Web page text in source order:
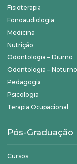
Fisioterapia
Fonoaudiologia
Medicina
Nutrição
Odontologia – Diurno
Odontologia – Noturno
Pedagogia
Psicologia
Terapia Ocupacional
Pós-Graduação
Cursos